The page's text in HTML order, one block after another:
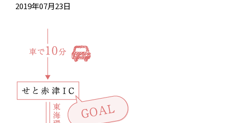
2019年07月23日